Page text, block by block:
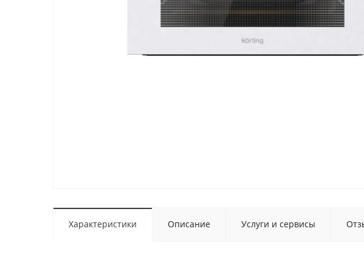
Характеристики Описание Услуги и сервисы